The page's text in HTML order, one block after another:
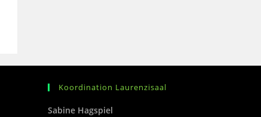
Koordination Laurenzisaal
Sabine Hagspiel